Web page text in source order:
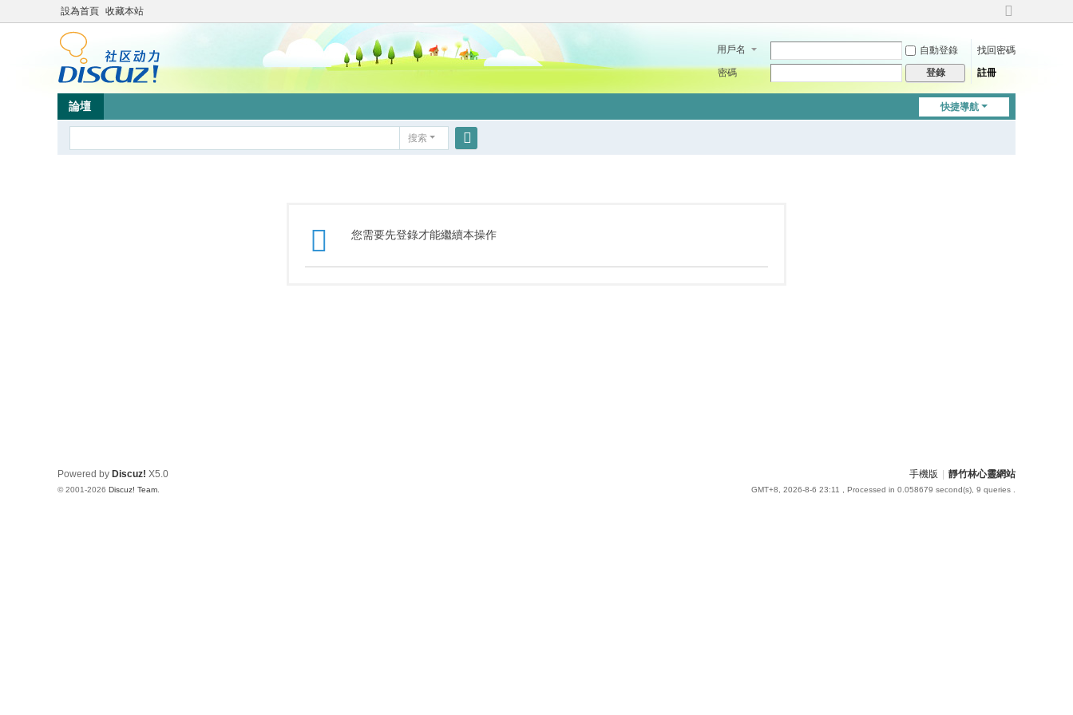
設為首頁 收藏本站
切
到
用戶名 自動登錄
找回密碼
密碼
登錄 註冊
快捷導航
論壇
搜索
您需要先登錄才能繼續本操作
手機版 靜竹林心靈網站
GMT+8, 2026-8-6 23:11 , Processed in 0.058679 second(s), 9 queries .
Powered by Discuz! X5.0
© 2001-2026 Discuz! Team